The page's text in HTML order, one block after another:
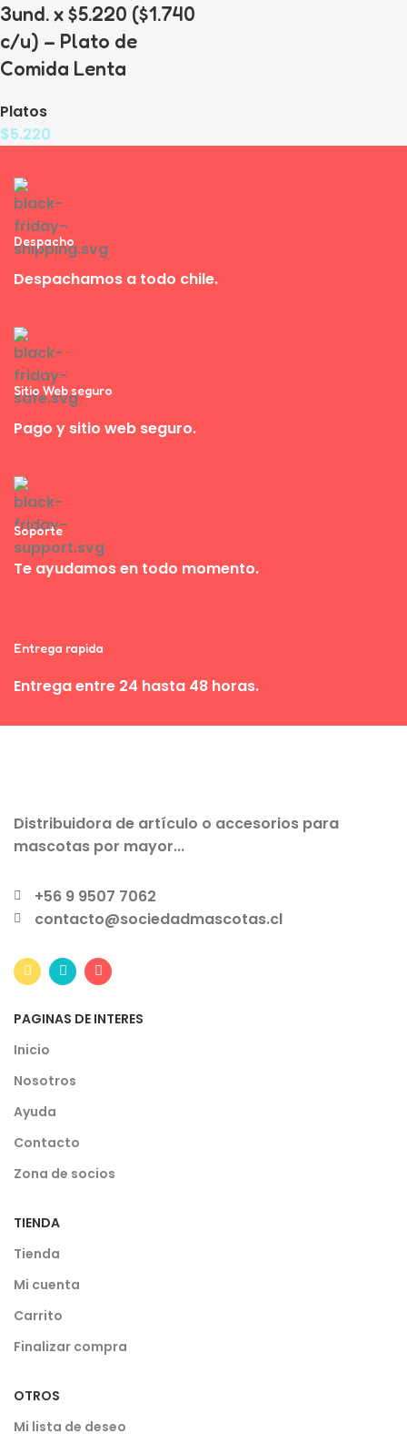
3und. x $5.220 ($1.740
c/u) – Plato de
Comida Lenta
Platos
$5.220
Despacho
Despachamos a todo chile.
Sitio Web seguro
Pago y sitio web seguro.
Soporte
Te ayudamos en todo momento.
Entrega rapida
Entrega entre 24 hasta 48 horas.
Distribuidora de artículo o accesorios para
mascotas por mayor...
+56 9 9507 7062
contacto@sociedadmascotas.cl
PAGINAS DE INTERES
Inicio
Nosotros
Ayuda
Contacto
Zona de socios
TIENDA
Tienda
Mi cuenta
Carrito
Finalizar compra
OTROS
Mi lista de deseo